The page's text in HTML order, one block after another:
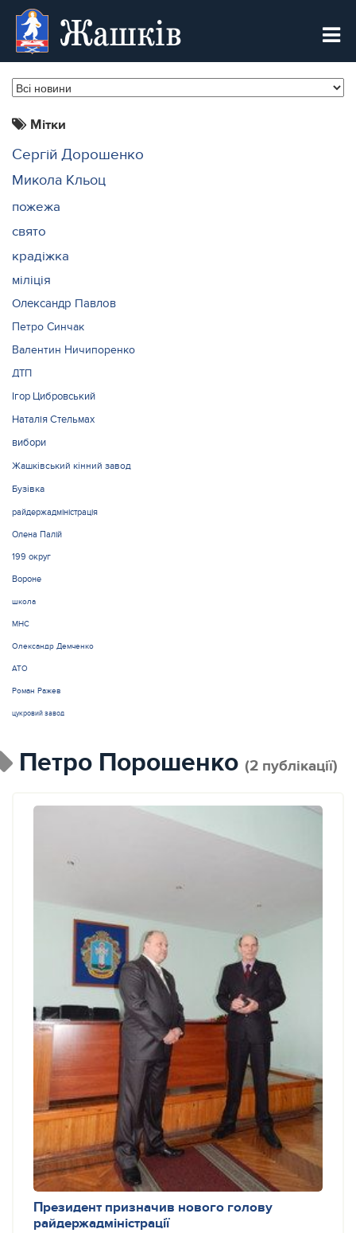
Жашків
Мітки
Сергій Дорошенко
Микола Кльоц
пожежа
свято
крадіжка
міліція
Олександр Павлов
Петро Синчак
Валентин Ничипоренко
ДТП
Ігор Цибровський
Наталія Стельмах
вибори
Жашківський кінний завод
Бузівка
райдержадміністрація
Олена Палій
199 округ
Вороне
школа
МНС
Олександр Демченко
АТО
Роман Ражев
цукровий завод
Петро Порошенко (2 публікації)
Президент призначив нового голову
райдержадміністрації